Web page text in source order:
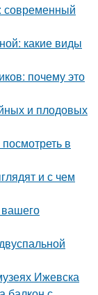
современный
какие виды
почему это
и плодовых
в
и с чем
Ижевска